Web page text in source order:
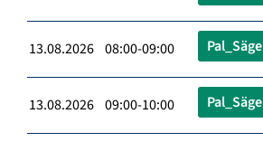
13.08.2026 08:00-09:00 Pal_Säge
13.08.2026 09:00-10:00 Pal_Säge